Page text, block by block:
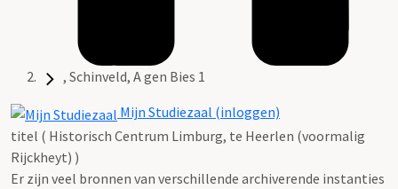
, Schinveld, A gen Bies 1
Mijn Studiezaal (inloggen)
titel ( Historisch Centrum Limburg, te Heerlen (voormalig
Rijckheyt) )
Er zijn veel bronnen van verschillende archiverende instanties